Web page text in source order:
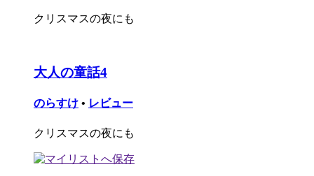
クリスマスの夜にも
大人の童話4
のらすけ • レビュー
クリスマスの夜にも